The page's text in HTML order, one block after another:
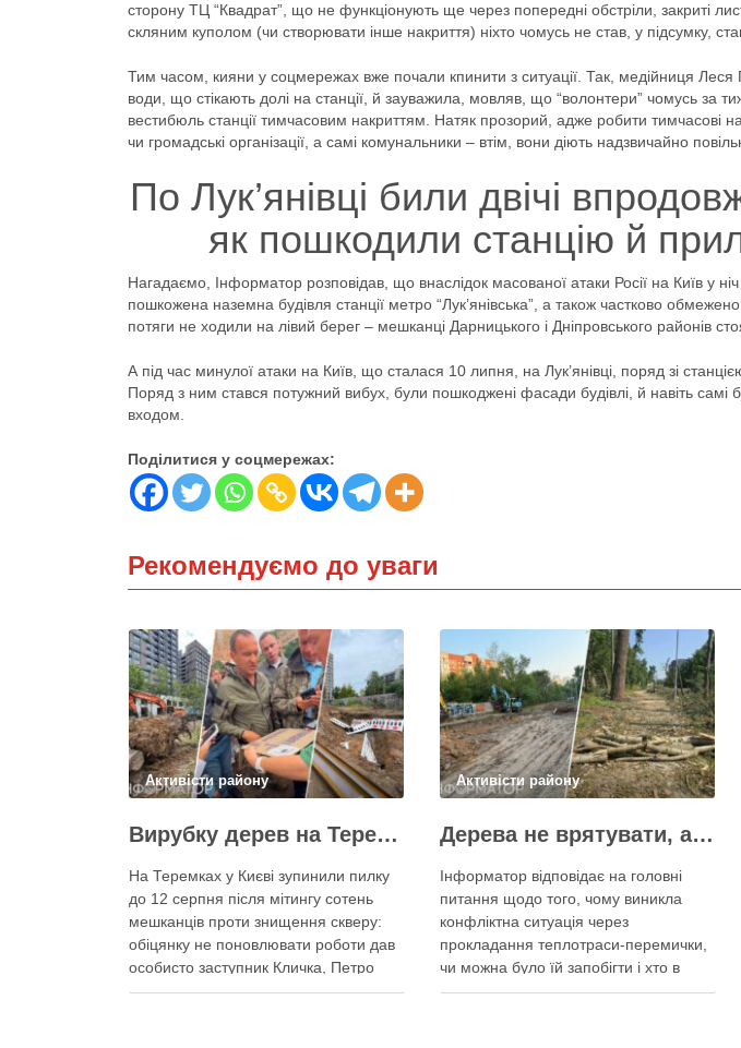
сторону ТЦ “Квадрат”, що не функціонують ще через попередні обстріли, закриті
скляним куполом (чи створювати інше накриття) ніхто чомусь не став, у підсумку,
Тим часом, кияни у соцмережах вже почали кпинити з ситуації. Так, медійниця Леся
води, що стікають долі на станції, й зауважила, мовляв, що “волонтери” чомусь за
вестибюль станції тимчасовим накриттям. Натяк прозорий, адже робити тимчасові
чи громадські організації, а самі комунальники – втім, вони діють надзвичайно
По Лук’янівці били двічі
як пошкодили станцію й
Нагадаємо, Інформатор розповідав, що внаслідок масованої атаки Росії на Київ у
пошкожена наземна будівля станції метро “Лук’янівська”, а також частково
потяги не ходили на лівий берег – мешканці Дарницького і Дніпровського районів
А під час минулої атаки на Київ, що сталася 10 липня, на Лук’янівці, поряд зі
Поряд з ним стався потужний вибух, були пошкоджені фасади будівлі, й навіть самі
входом.
Поділитися у соцмережах:
Рекомендуємо до уваги
Активісти району
Вирубку дерев на Теремках призупинили після приїзду заступника Кличка – почався діалог
На Теремках у Києві зупинили пилку
до 12 серпня після мітингу сотень
мешканців проти знищення скверу:
обіцянку не поновлювати роботи дав
особисто заступник Кличка, Петро
Пантелеєв, що прибув налагодити
Активісти району
Дерева не врятувати, але знайти й покарати винних треба – головні питання і висновки з конфлікту на Теремках
Інформатор відповідає на головні
питання щодо того, чому виникла
конфліктна ситуація через
прокладання теплотраси-перемички,
чи можна було їй запобігти і хто в
цьому винен Вирубка дерев триває,